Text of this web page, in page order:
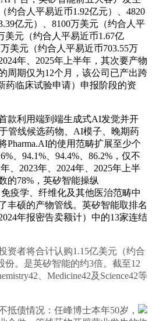
约合人平易近币1.92亿元）、4820
亿元）、8100万美元（约合人平
美元（约合人平易近币1.67亿
美元（约合人平易近币703.55万
年、2025年上半年，其次要产物
周期仅为12个月，该公司已产出跨
药临床试验申请）申报阶段的资
利用端到端生成式AI发觉并开
管线候选药物、AI模子、晚期药
Pharma.AI的使用范畴扩展至少个
、94.1%、94.4%、86.2%，仅不
、2023年、2024年、2025年上半
的78%，英矽智能操纵
疫学、纤维化及其他医治范畴中
丰硕的产物管线。英矽智能取排名
年报密告卖额计）中的13家连结
者将合计认购1.15亿美元（约合
份。是英矽智能的约3倍。截至12
、Medicine42及Science42等
债情况：任峰博士本年50岁，